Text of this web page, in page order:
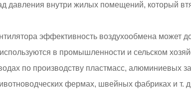
давления внутри жилых помещений, который
эффективность воздухообмена может
в промышленности и сельском
по производству пластмасс, алюминиевых
фермах, швейных фабриках и т.